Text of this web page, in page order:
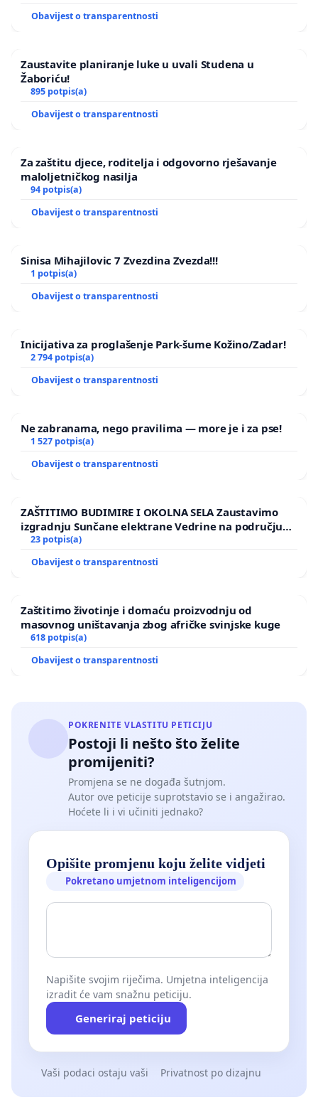
Obavijest o transparentnosti
Zaustavite planiranje luke u uvali Studena u
Žaboriću!
895 potpis(a)
Obavijest o transparentnosti
Za zaštitu djece, roditelja i odgovorno rješavanje
maloljetničkog nasilja
94 potpis(a)
Obavijest o transparentnosti
Sinisa Mihajilovic 7 Zvezdina Zvezda!!!
1 potpis(a)
Obavijest o transparentnosti
Inicijativa za proglašenje Park-šume Kožino/Zadar!
2 794 potpis(a)
Obavijest o transparentnosti
Ne zabranama, nego pravilima — more je i za pse!
1 527 potpis(a)
Obavijest o transparentnosti
ZAŠTITIMO BUDIMIRE I OKOLNA SELA Zaustavimo
izgradnju Sunčane elektrane Vedrine na području
Ugljana
23 potpis(a)
Obavijest o transparentnosti
Zaštitimo životinje i domaću proizvodnju od
masovnog uništavanja zbog afričke svinjske kuge
618 potpis(a)
Obavijest o transparentnosti
POKRENITE VLASTITU PETICIJU
Postoji li nešto što želite
promijeniti?
Promjena se ne događa šutnjom.
Autor ove peticije suprotstavio se i angažirao.
Hoćete li i vi učiniti jednako?
Opišite promjenu koju želite vidjeti
Pokretano umjetnom inteligencijom
Napišite svojim riječima. Umjetna inteligencija
izradit će vam snažnu peticiju.
Generiraj peticiju
Vaši podaci ostaju vaši Privatnost po dizajnu